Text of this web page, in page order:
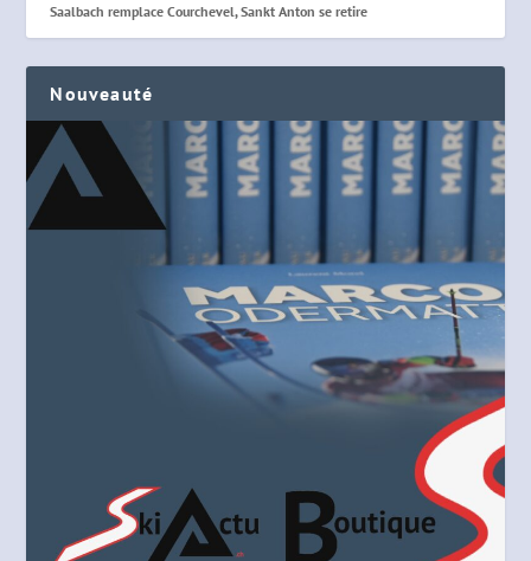
Saalbach remplace Courchevel, Sankt Anton se retire
Nouveauté